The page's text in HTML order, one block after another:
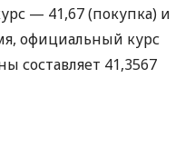
— 41,67 (покупка) и
официальный курс
составляет 41,3567